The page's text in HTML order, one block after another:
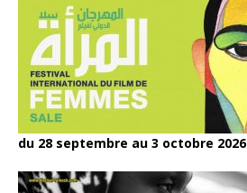
du 28 septembre au 3 octobre 2026